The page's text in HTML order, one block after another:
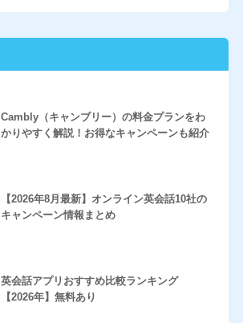
Cambly（キャンブリー）の料金プランをわ
かりやすく解説！お得なキャンペーンも紹介
【2026年8月最新】オンライン英会話10社の
キャンペーン情報まとめ
英会話アプリおすすめ比較ランキング
【2026年】無料あり